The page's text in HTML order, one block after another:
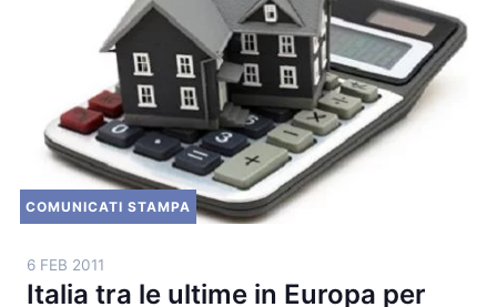
COMUNICATI STAMPA
6 FEB 2011
Italia tra le ultime in Europa per